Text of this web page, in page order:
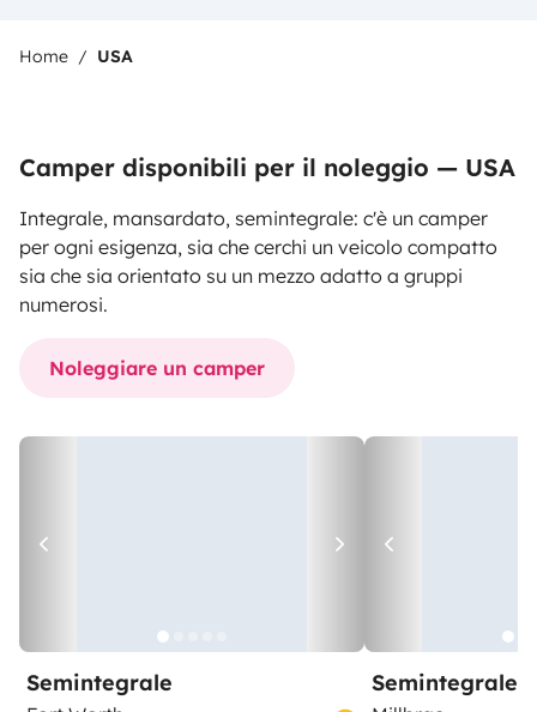
Home USA
Camper disponibili per il noleggio — USA
Integrale, mansardato, semintegrale: c'è un camper
per ogni esigenza, sia che cerchi un veicolo compatto
sia che sia orientato su un mezzo adatto a gruppi
numerosi.
Noleggiare un camper
Semintegrale Semintegrale